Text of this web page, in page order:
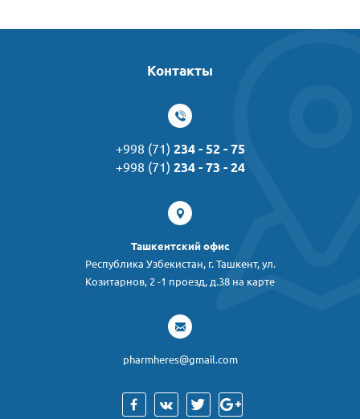
Контакты
+998 (71) 234 - 52 - 75
+998 (71) 234 - 73 - 24
Ташкентский офис
Республика Узбекистан, г. Ташкент, ул.
Козитарнов, 2 -1 проезд, д.38 на карте
pharmheres@gmail.com